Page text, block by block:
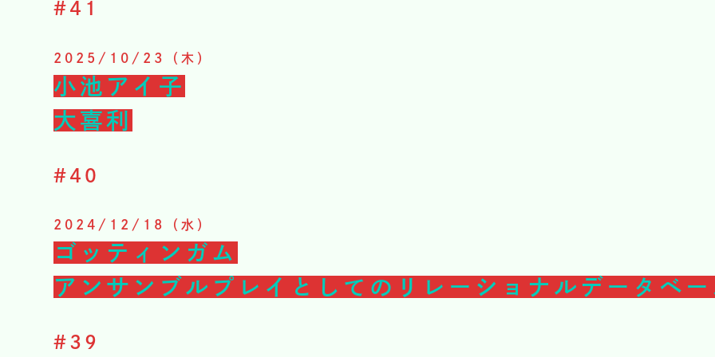
# 41
2025/10/23（木）
小池アイ子
大喜利
# 40
2024/12/18（水）
ゴッティンガム
アンサンブルプレイとしてのリレーショナルデータベ
# 39